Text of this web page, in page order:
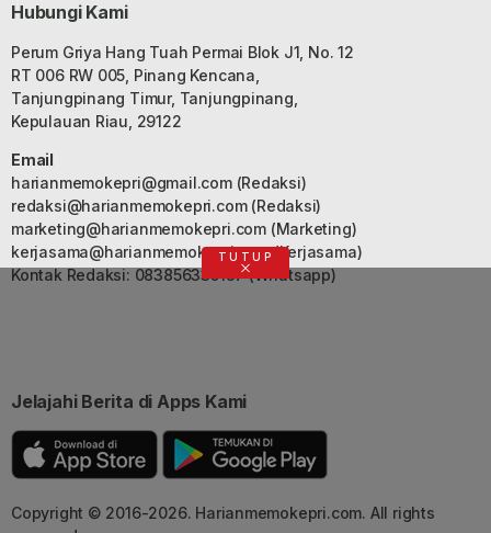
Hubungi Kami
Perum Griya Hang Tuah Permai Blok J1, No. 12
RT 006 RW 005, Pinang Kencana,
Tanjungpinang Timur, Tanjungpinang,
Kepulauan Riau, 29122
Email
harianmemokepri@gmail.com(Redaksi)
redaksi@harianmemokepri.com(Redaksi)
marketing@harianmemokepri.com(Marketing)
kerjasama@harianmemokepri.com(Kerjasama)
Kontak Redaksi: 083856335187 (Whatsapp)
Jelajahi Berita di Apps Kami
Copyright © 2016-2026. Harianmemokepri.com. All rights
TUTUP